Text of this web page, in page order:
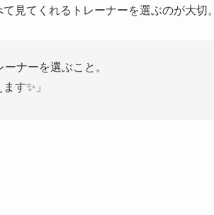
て見てくれるトレーナーを選ぶのが大切。
ナーを選ぶこと。
す✨」